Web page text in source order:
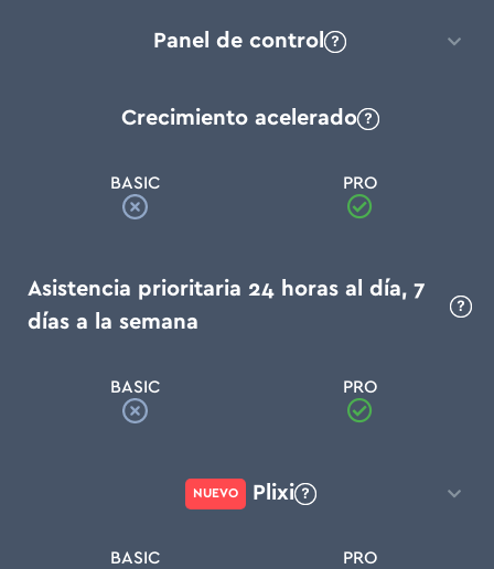
Panel de control
Crecimiento acelerado
BASIC PRO
Asistencia prioritaria 24 horas al día, 7
días a la semana
BASIC PRO
NUEVO Plixi
BASIC PRO